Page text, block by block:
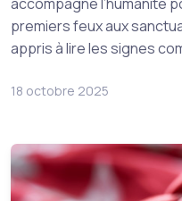
premiers feux aux
appris à lire les signes
18 octobre 2025